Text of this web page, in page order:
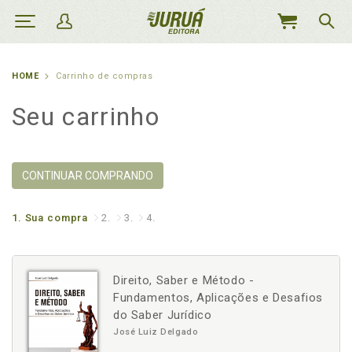
MEU
HOME Carrinho de compras
Seu carrinho
CONTINUAR COMPRANDO
1. Sua compra 2. 3. 4.
Direito, Saber e Método -
Fundamentos, Aplicações e Desafios
do Saber Jurídico
José Luiz Delgado